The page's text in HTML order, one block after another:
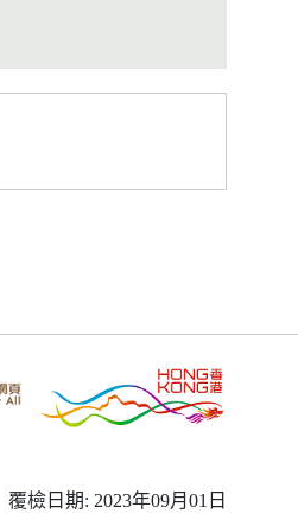
覆檢日期: 2023年09月01日